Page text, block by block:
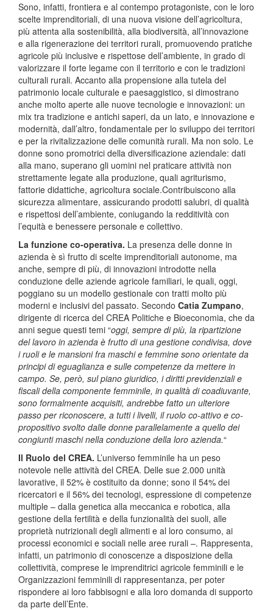
Sono, infatti, frontiera e al contempo protagoniste, con le loro
scelte imprenditoriali, di una nuova visione dell’agricoltura,
più attenta alla sostenibilità, alla biodiversità, all’innovazione
e alla rigenerazione dei territori rurali, promuovendo pratiche
agricole più inclusive e rispettose dell’ambiente, in grado di
valorizzare il forte legame con il territorio e con le tradizioni
culturali rurali. Accanto alla propensione alla tutela del
patrimonio locale culturale e paesaggistico, si dimostrano
anche molto aperte alle nuove tecnologie e innovazioni: un
mix tra tradizione e antichi saperi, da un lato, e innovazione e
modernità, dall’altro, fondamentale per lo sviluppo dei territori
e per la rivitalizzazione delle comunità rurali. Ma non solo. Le
donne sono promotrici della diversificazione aziendale: dati
alla mano, superano gli uomini nel praticare attività non
strettamente legate alla produzione, quali agriturismo,
fattorie didattiche, agricoltura sociale.Contribuiscono alla
sicurezza alimentare, assicurando prodotti salubri, di qualità
e rispettosi dell’ambiente, coniugando la redditività con
l’equità e benessere personale e collettivo.
La funzione co-operativa. La presenza delle donne in
azienda è sì frutto di scelte imprenditoriali autonome, ma
anche, sempre di più, di innovazioni introdotte nella
conduzione delle aziende agricole familiari, le quali, oggi,
poggiano su un modello gestionale con tratti molto più
moderni e inclusivi del passato. Secondo Catia Zumpano,
dirigente di ricerca del CREA Politiche e Bioeconomia, che da
anni segue questi temi “oggi, sempre di più, la ripartizione
del lavoro in azienda è frutto di una gestione condivisa, dove
i ruoli e le mansioni fra maschi e femmine sono orientate da
principi di eguaglianza e sulle competenze da mettere in
campo. Se, però, sul piano giuridico, i diritti previdenziali e
fiscali della componente femminile, in qualità di coadiuvante,
sono formalmente acquisiti, andrebbe fatto un ulteriore
passo per riconoscere, a tutti i livelli, il ruolo co-attivo e co-
propositivo svolto dalle donne parallelamente a quello dei
congiunti maschi nella conduzione della loro azienda.“
Il Ruolo del CREA. L’universo femminile ha un peso
notevole nelle attività del CREA. Delle sue 2.000 unità
lavorative, il 52% è costituito da donne; sono il 54% dei
ricercatori e il 56% dei tecnologi, espressione di competenze
multiple – dalla genetica alla meccanica e robotica, alla
gestione della fertilità e della funzionalità dei suoli, alle
proprietà nutrizionali degli alimenti e al loro consumo, ai
processi economici e sociali nelle aree rurali –. Rappresenta,
infatti, un patrimonio di conoscenze a disposizione della
collettività, comprese le imprenditrici agricole femminili e le
Organizzazioni femminili di rappresentanza, per poter
rispondere ai loro fabbisogni e alla loro domanda di supporto
da parte dell’Ente.